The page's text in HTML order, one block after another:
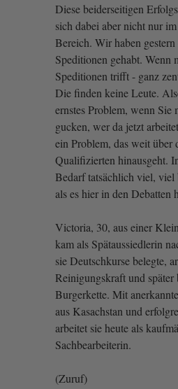
Diese beiderseitigen
sich dabei aber nicht nur
Bereich. Wir haben gestern
Speditionen gehabt. Wenn
Speditionen trifft - ganz
Die finden keine Leute.
ernstes Problem, wenn Sie
gucken, wer da jetzt
ein Problem, das weit über
Qualifizierten hinausgeht.
Bedarf tatsächlich viel, viel
als es hier in den Debatten
Victoria, 30, aus einer
kam als Spätaussiedlerin
sie Deutschkurse belegte,
Reinigungskraft und später
Burgerkette. Mit
aus Kasachstan und
arbeitet sie heute als
Sachbearbeiterin.
(Zuruf)